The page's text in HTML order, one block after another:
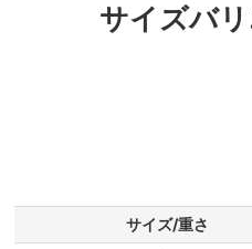
サイズバ
サイズ/重さ